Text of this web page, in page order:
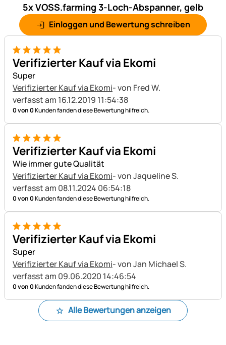
5x VOSS.farming 3-Loch-Abspanner, gelb
Einloggen und Bewertung schreiben
5 von 5
Verifizierter Kauf via Ekomi
Super
Verifizierter Kauf via Ekomi- von Fred W.
verfasst am 16.12.2019 11:54:38
0 von 0Kunden fanden diese Bewertung hilfreich.
5 von 5
Verifizierter Kauf via Ekomi
Wie immer gute Qualität
Verifizierter Kauf via Ekomi- von Jaqueline S.
verfasst am 08.11.2024 06:54:18
0 von 0Kunden fanden diese Bewertung hilfreich.
5 von 5
Verifizierter Kauf via Ekomi
Super
Verifizierter Kauf via Ekomi- von Jan Michael S.
verfasst am 09.06.2020 14:46:54
0 von 0Kunden fanden diese Bewertung hilfreich.
Alle Bewertungen anzeigen